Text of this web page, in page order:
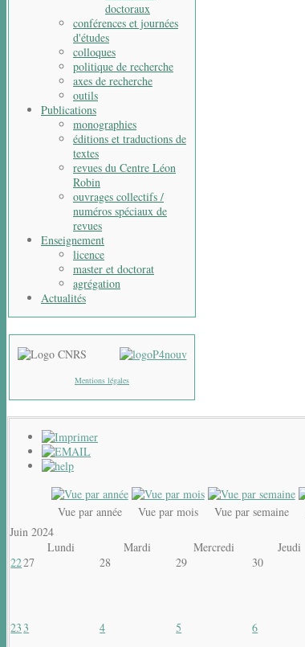
doctoraux
conférences et journées
d'études
colloques
politique de recherche
axes de recherche
outils
Publications
monographies
éditions et traductions de
textes
revues du Centre Léon
Robin
ouvrages collectifs /
numéros spéciaux de
revues
Enseignement
licence
master et doctorat
agrégation
Actualités
Mentions légales
Vue par année Vue par mois Vue par semaine
Juin 2024
Lundi
Mardi Mercredi Jeudi
2227 28 29 30
233 4 5 6